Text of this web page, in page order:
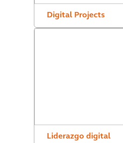
Digital Projects
Liderazgo digital